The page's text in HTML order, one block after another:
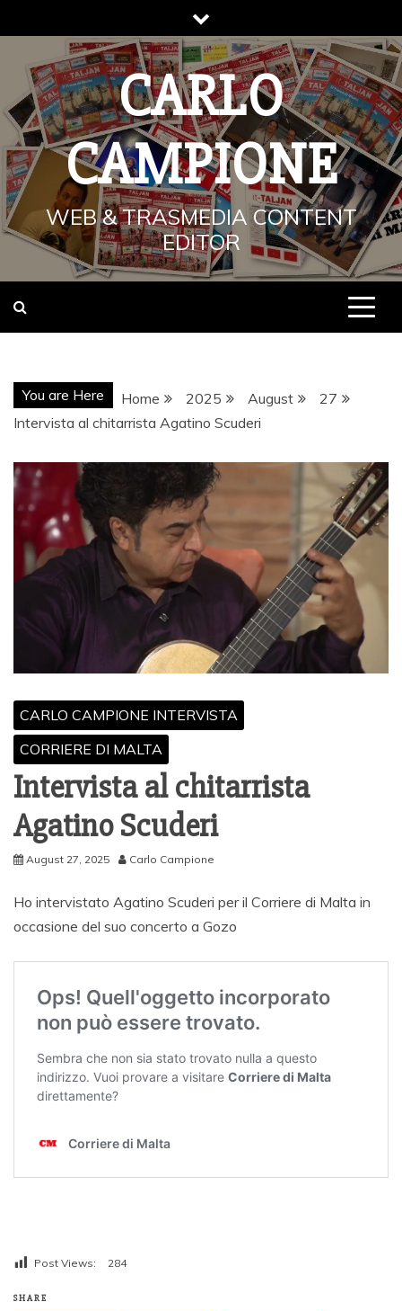
to
content
CARLO
CAMPIONE
WEB & TRASMEDIA CONTENT
EDITOR
You are Here Home 2025 August
27
Intervista al chitarrista Agatino Scuderi
CARLO CAMPIONE INTERVISTA
CORRIERE DI MALTA
Intervista al chitarrista
Agatino Scuderi
August 27, 2025 Carlo Campione
Ho intervistato Agatino Scuderi per il Corriere di Malta in
occasione del suo concerto a Gozo
Post Views: 284
SHARE